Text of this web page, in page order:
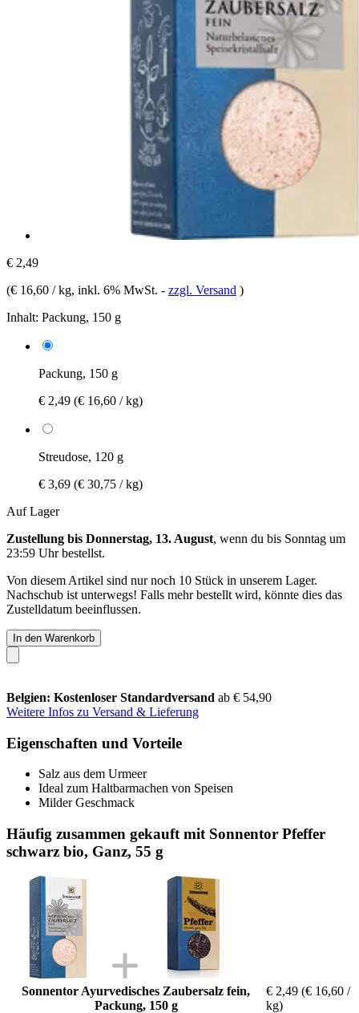
€ 2,49
(€ 16,60 / kg, inkl. 6% MwSt. - zzgl. Versand )
Inhalt: Packung, 150 g
Packung, 150 g
€ 2,49 (€ 16,60 / kg)
Streudose, 120 g
€ 3,69 (€ 30,75 / kg)
Auf Lager
Zustellung bis Donnerstag, 13. August, wenn du bis Sonntag um
23:59 Uhrbestellst.
Von diesem Artikel sind nur noch 10 Stück in unserem Lager.
Nachschub ist unterwegs! Falls mehr bestellt wird, könnte dies das
Zustelldatum beeinflussen.
In den Warenkorb
Belgien: Kostenloser Standardversand ab € 54,90
Weitere Infos zu Versand & Lieferung
Eigenschaften und Vorteile
Salz aus dem Urmeer
Ideal zum Haltbarmachen von Speisen
Milder Geschmack
Häufig zusammen gekauft mit Sonnentor Pfeffer
schwarz bio, Ganz, 55 g
Sonnentor Ayurvedisches Zaubersalz fein,
Packung, 150 g
€ 2,49 (€ 16,60 /
kg)